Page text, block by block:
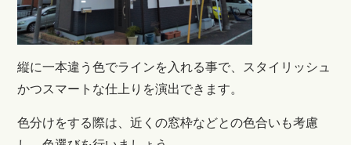
縦に一本違う色でラインを入れる事で、スタイリッシュ
かつスマートな仕上りを演出できます。
色分けをする際は、近くの窓枠などとの色合いも考慮